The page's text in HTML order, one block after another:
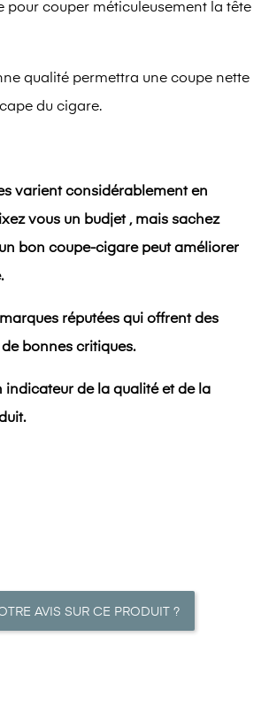
pour couper méticuleusement la tête
qualité permettra une coupe nette
du cigare.
varient considérablement en
vous un budjet , mais sachez
bon coupe-cigare peut améliorer
réputées qui offrent des
bonnes critiques.
indicateur de la qualité et de la
AVIS SUR CE PRODUIT ?